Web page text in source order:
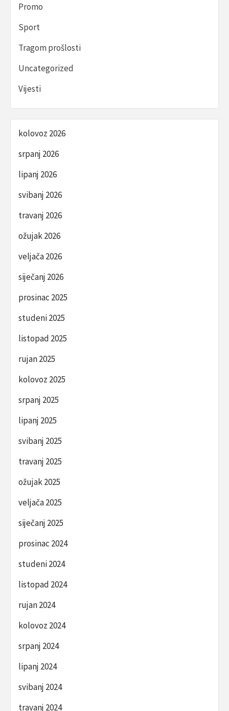
Promo
Sport
Tragom prošlosti
Uncategorized
Vijesti
kolovoz 2026
srpanj 2026
lipanj 2026
svibanj 2026
travanj 2026
ožujak 2026
veljača 2026
siječanj 2026
prosinac 2025
studeni 2025
listopad 2025
rujan 2025
kolovoz 2025
srpanj 2025
lipanj 2025
svibanj 2025
travanj 2025
ožujak 2025
veljača 2025
siječanj 2025
prosinac 2024
studeni 2024
listopad 2024
rujan 2024
kolovoz 2024
srpanj 2024
lipanj 2024
svibanj 2024
travanj 2024